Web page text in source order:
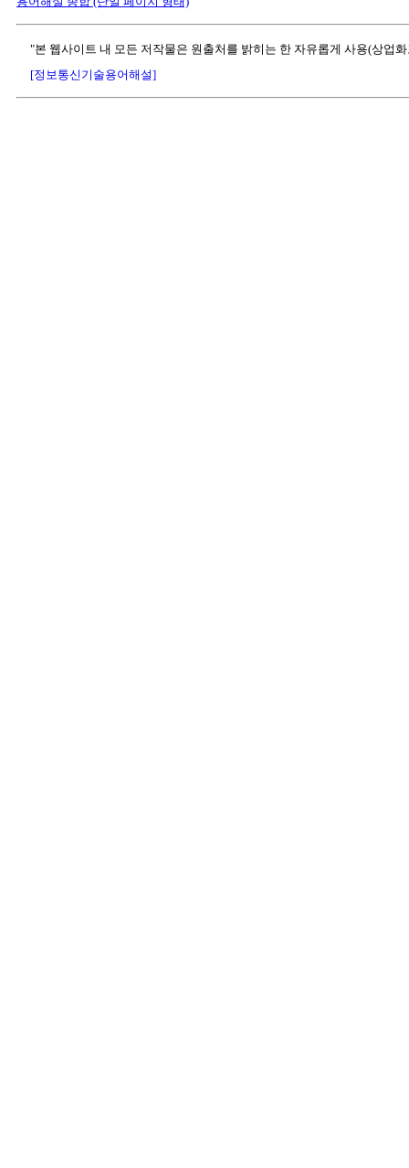
"본 웹사이트 내 모든 저작물은 원출처를 밝히는 한 자유롭게 사용(상업
[정보통신기술용어해설]